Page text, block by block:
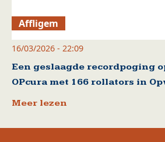
Affligem
16/03/2026 - 22:09
Een geslaagde recordpoging
OPcura met 166 rollators in
Meer lezen